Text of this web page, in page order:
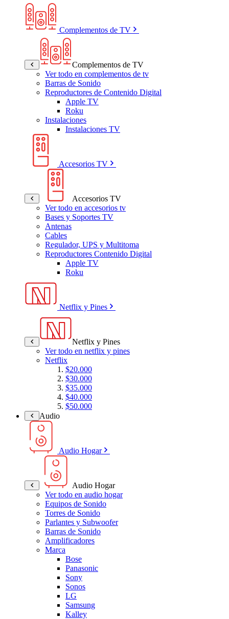
Complementos de TV
Complementos de TV
Ver todo en complementos de tv
Barras de Sonido
Reproductores de Contenido Digital
Apple TV
Roku
Instalaciones
Instalaciones TV
Accesorios TV
Accesorios TV
Ver todo en accesorios tv
Bases y Soportes TV
Antenas
Cables
Regulador, UPS y Multitoma
Reproductores Contenido Digital
Apple TV
Roku
Netflix y Pines
Netflix y Pines
Ver todo en netflix y pines
Netflix
$20.000
$30.000
$35.000
$40.000
$50.000
Audio
Audio Hogar
Audio Hogar
Ver todo en audio hogar
Equipos de Sonido
Torres de Sonido
Parlantes y Subwoofer
Barras de Sonido
Amplificadores
Marca
Bose
Panasonic
Sony
Sonos
LG
Samsung
Kalley